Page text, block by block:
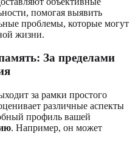
помогая выявить
проблемы, которые могут
жизни.
За пределами
за рамки простого
различные аспекты
профиль вашей
. Например, он может